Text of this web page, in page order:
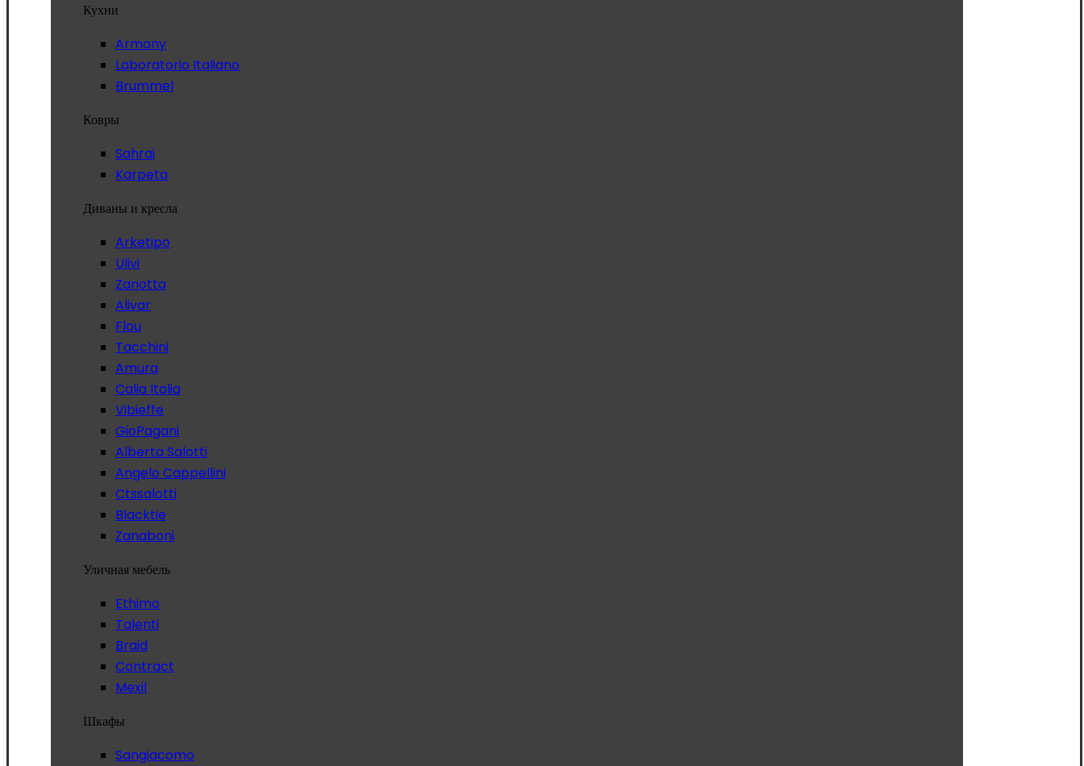
Кухни
Armony
Laboratorio Italiano
Brummel
Ковры
Sahrai
Karpeta
Диваны и кресла
Arketipo
Ulivi
Zanotta
Alivar
Flou
Tacchini
Amura
Calia Italia
Vibieffe
GioPagani
Alberta Salotti
Angelo Cappellini
Ctssalotti
Blacktie
Zanaboni
Уличная мебель
Ethimo
Talenti
Braid
Contract
Mexil
Шкафы
Sangiacomo